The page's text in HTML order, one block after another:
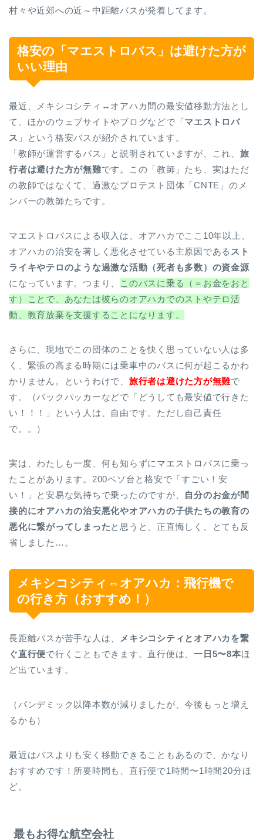
村々や近郊への近～中距離バスが発着してます。
格安の「マエストロバス」は避けた方が
いい理由
最近、メキシコシティ↔︎オアハカ間の最安値移動方法とし
て、ほかのウェブサイトやブログなどで「マエストロバ
ス 」という格安バスが紹介されています。
「教師が運営するバス」と説明されていますが、これ、 旅
行者は避けた方が無難です。この「教師」たち、実はただ
の教師ではなくて、過激なプロテスト団体「CNTE」のメ
ンバーの教師たちです。
マエストロバスによる収入は、オアハカでここ10年以上、
オアハカの治安を著しく悪化させている主原因である スト
ライキやテロのような過激な活動（死者も多数）の資金源
になっています。つまり、
このバスに乗る（＝お金をおと
す）ことで、あなたは彼らのオアハカでのストやテロ活
動、教育放棄を支援することになります。
さらに、現地でこの団体のことを快く思っていない人は多
く、緊張の高まる時期には乗車中のバスに何が起こるかわ
かりません。というわけで、 旅行者は避けた方が無難で
す。（バックパッカーなどで「どうしても最安値で行きた
い！！！」という人は、自由です。ただし自己責任
で。。）
実は、わたしも一度、何も知らずにマエストロバスに乗っ
たことがあります。200ペソ台と格安で「すごい！安
い！」と安易な気持ちで乗ったのですが、 自分のお金が間
接的にオアハカの治安悪化やオアハカの子供たちの教育の
悪化に繋がってしまったと思うと、正直悔しく、とても反
省しました…。
メキシコシティ⇔オアハカ：飛行機で
の行き方（おすすめ！）
長距離バスが苦手な人は、
メキシコシティとオアハカを繋
ぐ直行便で行くこともできます。直行便は、一日5〜8本ほ
ど出ています。
（パンデミック以降本数が減りましたが、今後もっと増え
るかも）
最近はバスよりも安く移動できることもあるので、かなり
おすすめです！所要時間も、直行便で1時間〜1時間20分ほ
ど。
最もお得な航空会社